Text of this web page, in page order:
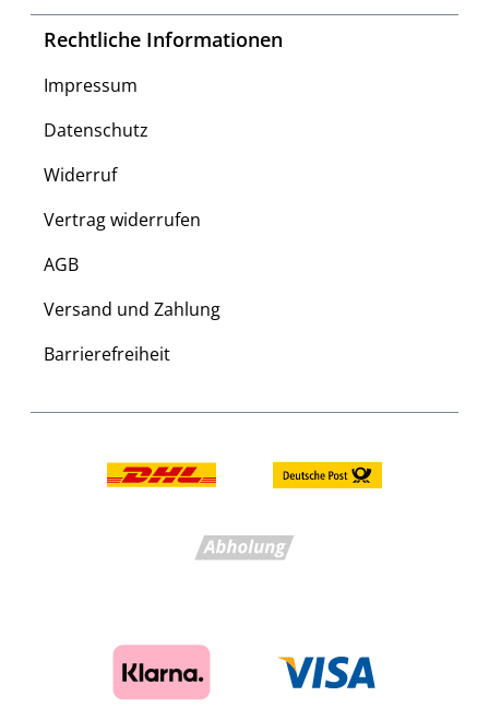
Rechtliche Informationen
Impressum
Datenschutz
Widerruf
Vertrag widerrufen
AGB
Versand und Zahlung
Barrierefreiheit